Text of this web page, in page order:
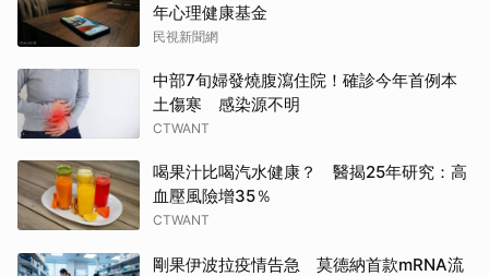
年心理健康基金
民視新聞網
中部7旬婦發燒腹瀉住院！確診今年首例本
土傷寒 感染源不明
CTWANT
喝果汁比喝汽水健康？ 醫揭25年研究：高
血壓風險增35％
CTWANT
剛果伊波拉疫情告急 莫德納首款mRNA流